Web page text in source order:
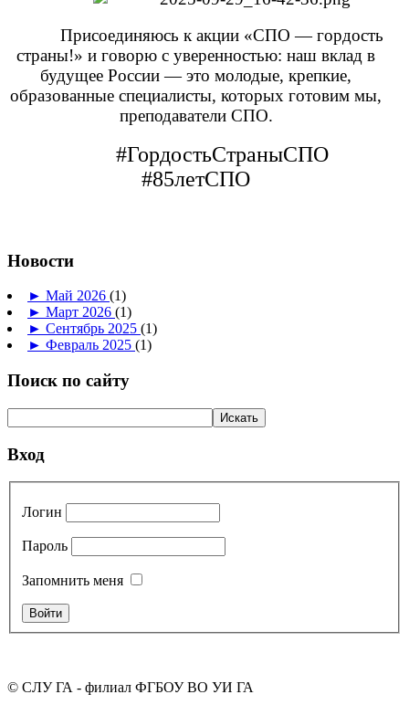
Присоединяюсь к акции «СПО — гордость
страны!» и говорю с уверенностью: наш вклад в
будущее России — это молодые, крепкие,
образованные специалисты, которых готовим мы,
преподаватели СПО.
#ГордостьСтраныСПО
#85летСПО
Новости
► Май 2026 (1)
► Март 2026 (1)
► Сентябрь 2025 (1)
► Февраль 2025 (1)
Поиск по сайту
Вход
Логин
Пароль
Запомнить меня
© СЛУ ГА - филиал ФГБОУ ВО УИ ГА